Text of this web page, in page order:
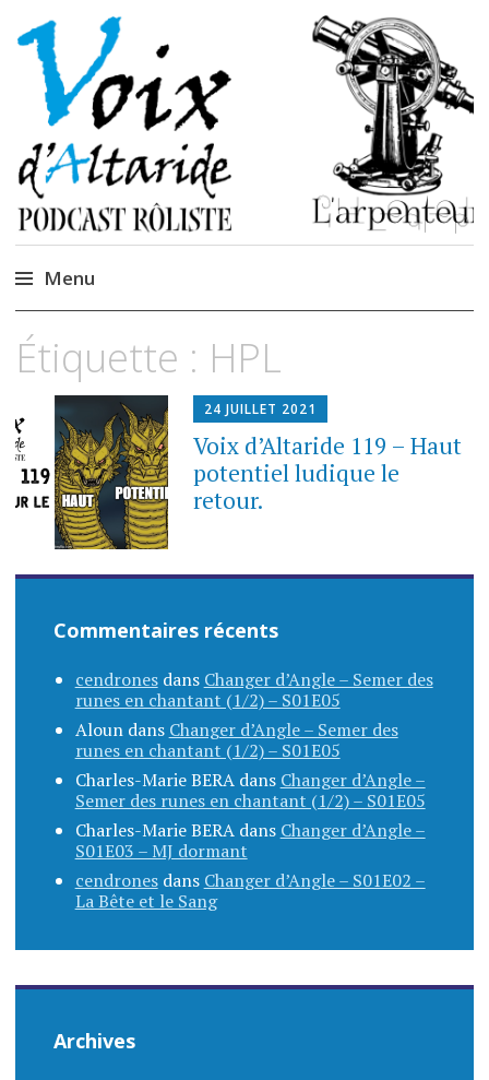
La caverne de
Cendrones
Podcastem et Jidèrenses
Menu
au
contenu
Étiquette : HPL
24 JUILLET 2021
Voix d’Altaride 119 – Haut
potentiel ludique le
retour.
Commentaires récents
cendronesdans Changer d’Angle – Semer des
runes en chantant (1/2) – S01E05
Aloundans Changer d’Angle – Semer des
runes en chantant (1/2) – S01E05
Charles-Marie BERAdans Changer d’Angle –
Semer des runes en chantant (1/2) – S01E05
Charles-Marie BERAdans Changer d’Angle –
S01E03 – MJ dormant
cendronesdans Changer d’Angle – S01E02 –
La Bête et le Sang
Archives